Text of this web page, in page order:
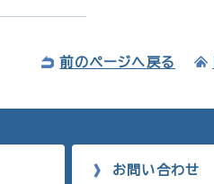
前のページへ戻る
お問い合わせ